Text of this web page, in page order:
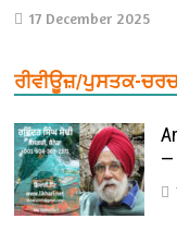
17 December 2025
ਰੀਵੀਊਜ਼/ਪੁਸਤਕ-
—